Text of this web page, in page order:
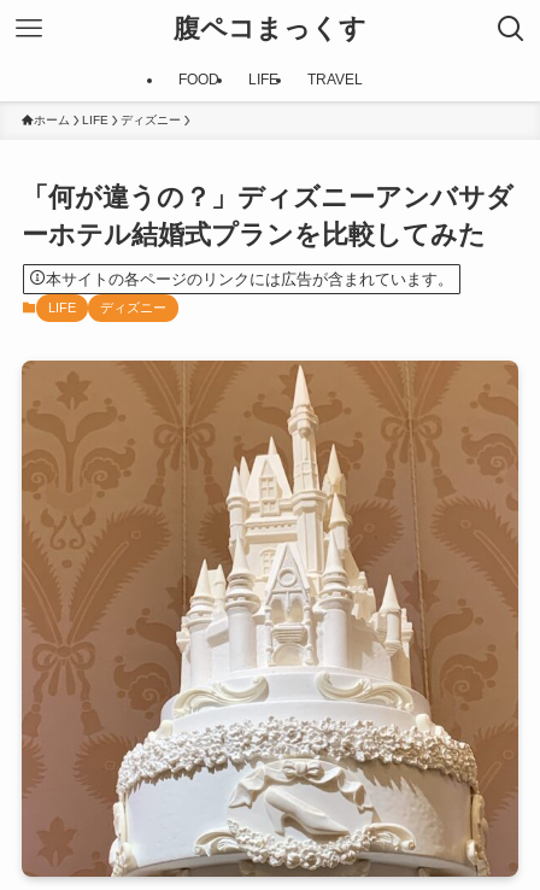
腹ペコまっくす
FOOD LIFE TRAVEL
ホーム LIFE ディズニー
「何が違うの？」ディズニーアンバサダ
ーホテル結婚式プランを比較してみた
本サイトの各ページのリンクには広告が含まれています。
LIFE ディズニー